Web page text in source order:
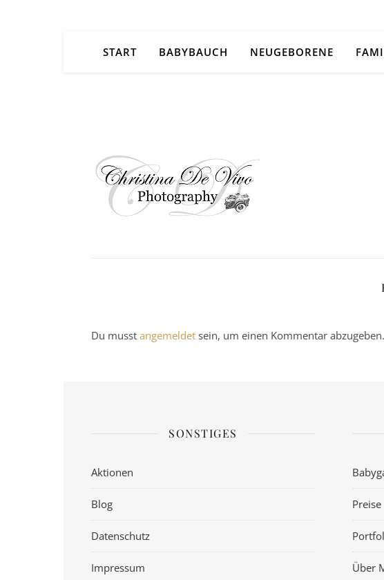
START BABYBAUCH NEUGEBORENE
Du musst angemeldet sein, um einen Kommentar abzugeben.
SONSTIGES
Aktionen
Blog
Datenschutz
Impressum
Preise
Über